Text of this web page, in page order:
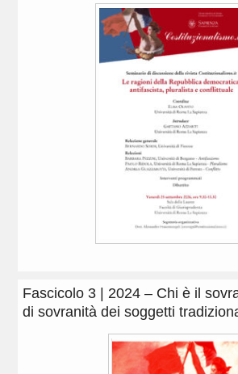
Fascicolo 3 | 2024 – Chi è il
di sovranità dei soggetti